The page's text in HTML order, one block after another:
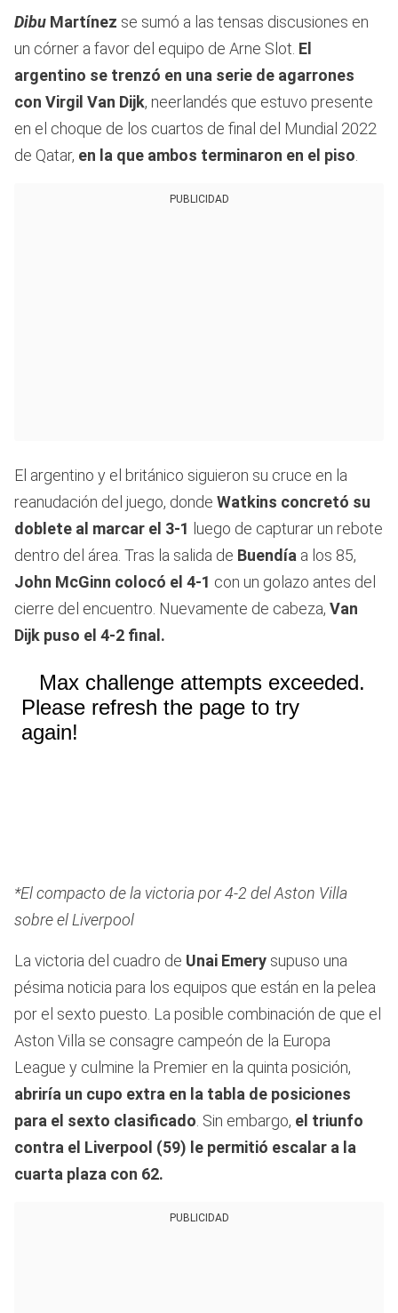
Dibu Martínez se sumó a las tensas discusiones en
un córner a favor del equipo de Arne Slot. El
argentino se trenzó en una serie de agarrones
con Virgil Van Dijk, neerlandés que estuvo presente
en el choque de los cuartos de final del Mundial 2022
de Qatar, en la que ambos terminaron en el piso
PUBLICIDAD
El argentino y el británico siguieron su cruce en la
reanudación del juego, donde Watkins concretó su
doblete al marcar el 3-1 luego de capturar un rebote
dentro del área. Tras la salida de Buendía a los 85,
John McGinn colocó el 4-1 con un golazo antes del
cierre del encuentro. Nuevamente de cabeza, Van
Dijk puso el 4-2 final.
*El compacto de la victoria por 4-2 del Aston Villa
sobre el Liverpool
La victoria del cuadro de Unai Emery supuso una
pésima noticia para los equipos que están en la pelea
por el sexto puesto. La posible combinación de que el
Aston Villa se consagre campeón de la Europa
League y culmine la Premier en la quinta posición,
abriría un cupo extra en la tabla de posiciones
para el sexto clasificado . Sin embargo, el triunfo
contra el Liverpool (59) le permitió escalar a la
cuarta plaza con 62.
PUBLICIDAD